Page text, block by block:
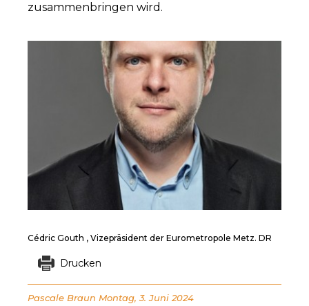
zusammenbringen wird.
Cédric Gouth , Vizepräsident der Eurometropole Metz. DR
Drucken
Pascale Braun Montag, 3. Juni 2024